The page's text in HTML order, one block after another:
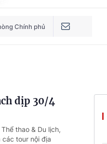
Chính phủ
dịp 30/4
thao & Du lịch,
tour nội địa